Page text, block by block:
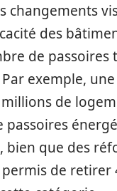
changements
des
de passoires
exemple,
de
passoires
bien que des
de retirer